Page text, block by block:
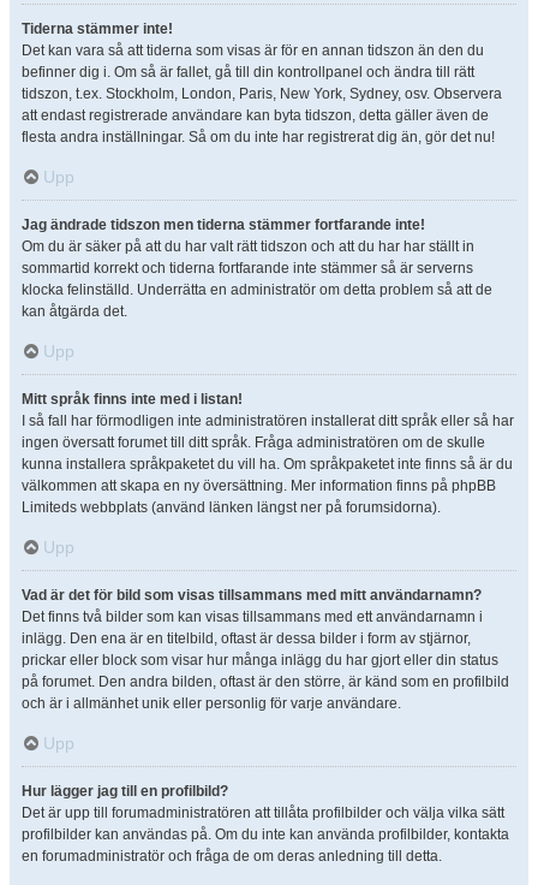
Tiderna stämmer inte!
Det kan vara så att tiderna som visas är för en annan tidszon än den du
befinner dig i. Om så är fallet, gå till din kontrollpanel och ändra till rätt
tidszon, t.ex. Stockholm, London, Paris, New York, Sydney, osv. Observera
att endast registrerade användare kan byta tidszon, detta gäller även de
flesta andra inställningar. Så om du inte har registrerat dig än, gör det nu!
Upp
Jag ändrade tidszon men tiderna stämmer fortfarande inte!
Om du är säker på att du har valt rätt tidszon och att du har har ställt in
sommartid korrekt och tiderna fortfarande inte stämmer så är serverns
klocka felinställd. Underrätta en administratör om detta problem så att de
kan åtgärda det.
Upp
Mitt språk finns inte med i listan!
I så fall har förmodligen inte administratören installerat ditt språk eller så har
ingen översatt forumet till ditt språk. Fråga administratören om de skulle
kunna installera språkpaketet du vill ha. Om språkpaketet inte finns så är du
välkommen att skapa en ny översättning. Mer information finns på phpBB
Limiteds webbplats (använd länken längst ner på forumsidorna).
Upp
Vad är det för bild som visas tillsammans med mitt användarnamn?
Det finns två bilder som kan visas tillsammans med ett användarnamn i
inlägg. Den ena är en titelbild, oftast är dessa bilder i form av stjärnor,
prickar eller block som visar hur många inlägg du har gjort eller din status
på forumet. Den andra bilden, oftast är den större, är känd som en profilbild
och är i allmänhet unik eller personlig för varje användare.
Upp
Hur lägger jag till en profilbild?
Det är upp till forumadministratören att tillåta profilbilder och välja vilka sätt
profilbilder kan användas på. Om du inte kan använda profilbilder, kontakta
en forumadministratör och fråga de om deras anledning till detta.